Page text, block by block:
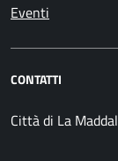
Eventi
CONTATTI
Città di La